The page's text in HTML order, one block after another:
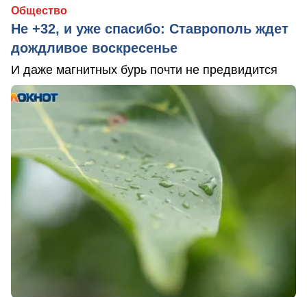
Общество
Не +32, и уже спасибо: Ставрополь ждет
дождливое воскресенье
И даже магнитных бурь почти не предвидится